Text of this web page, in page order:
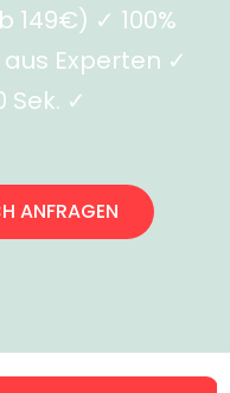
149€) ✓ 100%
Experten ✓
Sek. ✓
ANFRAGEN